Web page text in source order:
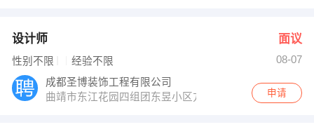
设计师 面议
性别不限 经验不限
08-07
成都圣博装饰工程有限公司
曲靖市东江花园四组团东昱小区方向11路车终点站
申请